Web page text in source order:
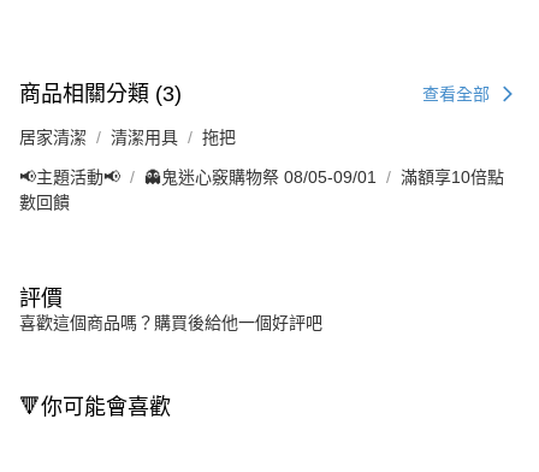
商品相關分類 (3) 查看全部
居家清潔 清潔用具 拖把
📢主題活動📢 👻鬼迷心竅購物祭 08/05-09/01
滿額享10倍點
數回饋
評價
喜歡這個商品嗎？購買後給他一個好評吧
🔻你可能會喜歡